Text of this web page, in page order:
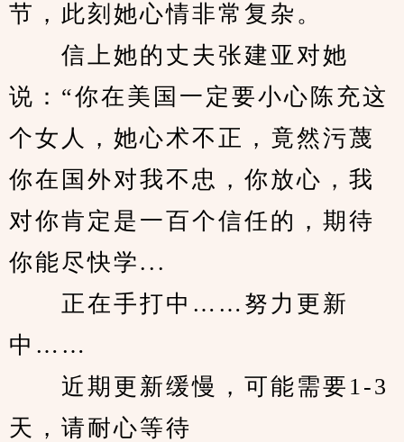
节，此刻她心情非常复杂。
信上她的丈夫张建亚对她
说：“你在美国一定要小心陈充这
个女人，她心术不正，竟然污蔑
你在国外对我不忠，你放心，我
对你肯定是一百个信任的，期待
你能尽快学...
正在手打中……努力更新
中……
近期更新缓慢，可能需要1-3
天，请耐心等待